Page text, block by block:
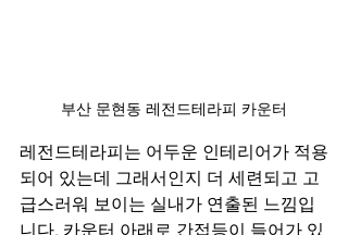
부산 문현동 레전드테라피 카운터
레전드테라피는 어두운 인테리어가 적용
되어 있는데 그래서인지 더 세련되고 고
급스러워 보이는 실내가 연출된 느낌입
니다. 카운터 아래로 간접등이 들어가 있